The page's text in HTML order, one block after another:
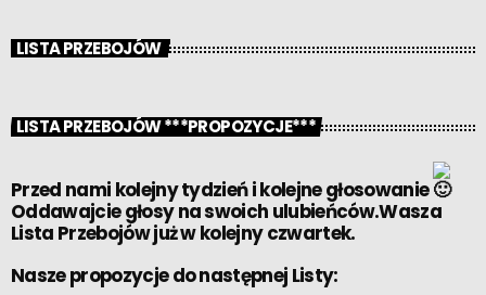
LISTA PRZEBOJÓW
LISTA PRZEBOJÓW ***PROPOZYCJE***
Przed nami kolejny tydzień i kolejne głosowanie
Oddawajcie głosy na swoich ulubieńców.Wasza
Lista Przebojów już w kolejny czwartek.
Nasze propozycje do następnej Listy: